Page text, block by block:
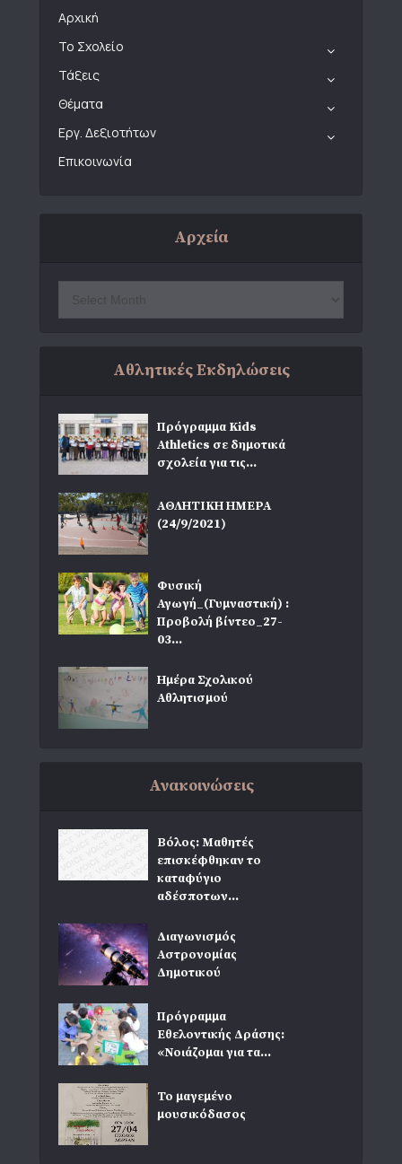
Αρχική
Το Σχολείο
Τάξεις
Θέματα
Εργ. Δεξιοτήτων
Επικοινωνία
Αρχεία
Αθλητικές Εκδηλώσεις
Πρόγραμμα Kids
Athletics σε δημοτικά
σχολεία για τις...
ΑΘΛΗΤΙΚΗ ΗΜΕΡΑ
(24/9/2021)
Φυσική
Αγωγή_(Γυμναστική) :
Προβολή βίντεο_27-
03...
Ημέρα Σχολικού
Αθλητισμού
Ανακοινώσεις
Βόλος: Μαθητές
επισκέφθηκαν το
καταφύγιο
αδέσποτων...
Διαγωνισμός
Αστρονομίας
Δημοτικού
Πρόγραμμα
Εθελοντικής Δράσης:
«Νοιάζομαι για τα...
Το μαγεμένο
μουσικόδασος